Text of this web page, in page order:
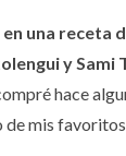
una receta
y Sami
hace
de mis favoritos.